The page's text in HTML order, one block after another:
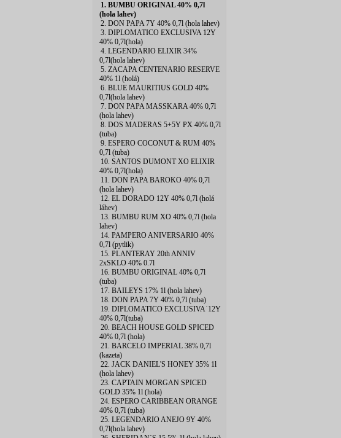
1. BUMBU ORIGINAL 40% 0,7l
(hola lahev)
2. DON PAPA 7Y 40% 0,7l (hola lahev)
3. DIPLOMATICO EXCLUSIVA 12Y
40% 0,7l(hola)
4. LEGENDARIO ELIXIR 34%
0,7l(hola lahev)
5. ZACAPA CENTENARIO RESERVE
40% 1l (holá)
6. BLUE MAURITIUS GOLD 40%
0,7l(hola lahev)
7. DON PAPA MASSKARA 40% 0,7l
(hola lahev)
8. DOS MADERAS 5+5Y PX 40% 0,7l
(tuba)
9. ESPERO COCONUT & RUM 40%
0,7l (tuba)
10. SANTOS DUMONT XO ELIXIR
40% 0,7l(hola)
11. DON PAPA BAROKO 40% 0,7l
(hola lahev)
12. EL DORADO 12Y 40% 0,7l (holá
láhev)
13. BUMBU RUM XO 40% 0,7l (hola
lahev)
14. PAMPERO ANIVERSARIO 40%
0,7l (pytlik)
15. PLANTERAY 20th ANNIV
2xSKLO 40% 0.7l
16. BUMBU ORIGINAL 40% 0,7l
(tuba)
17. BAILEYS 17% 1l (hola lahev)
18. DON PAPA 7Y 40% 0,7l (tuba)
19. DIPLOMATICO EXCLUSIVA˙12Y
40% 0,7l(tuba)
20. BEACH HOUSE GOLD SPICED
40% 0,7l (hola)
21. BARCELO IMPERIAL 38% 0,7l
(kazeta)
22. JACK DANIEL'S HONEY 35% 1l
(hola lahev)
23. CAPTAIN MORGAN SPICED
GOLD 35% 1l (hola)
24. ESPERO CARIBBEAN ORANGE
40% 0,7l (tuba)
25. LEGENDARIO ANEJO 9Y 40%
0,7l(hola lahev)